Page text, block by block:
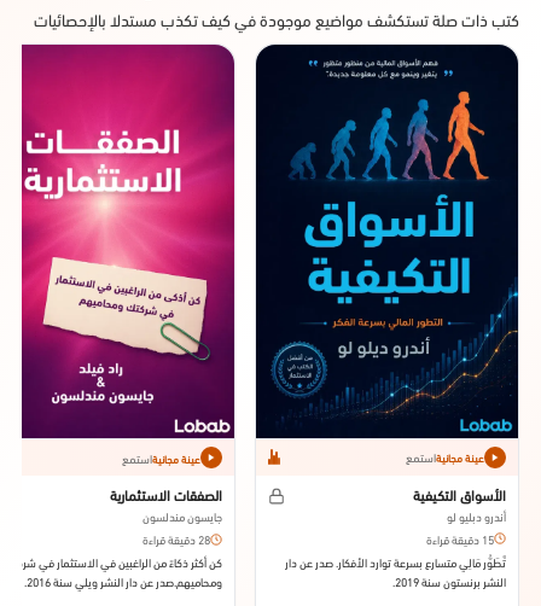
كتب ذات صلة تستكشف مواضيع موجودة في كيف تكذب مستدلا بالإحصائيات
عينة مجانيةاستمع
الأسواق التكيفية
أندرو دبليو لو
15 دقيقة قراءة
تَّطَوُّر مَالِي متسارع بسرعة توارد الأفكار. صدر عن دار
النشر برنستون سنة 2019.
عينة مجانيةاستمع
الصفقات الاستثمارية
جايسون مندلسون
28 دقيقة قراءة
كن أكثر ذكاءً من الراغبين في الاستثمار في شركتك
ومحاميهم.صدر عن دار النشر ويلي سنة 2016.